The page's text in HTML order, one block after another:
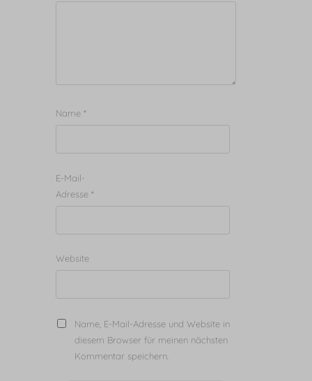
Name *
E-Mail-
Adresse *
Website
Name, E-Mail-Adresse und Website in
diesem Browser für meinen nächsten
Kommentar speichern.